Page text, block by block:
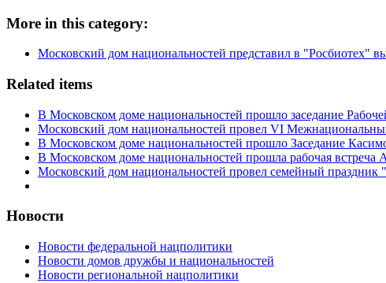
More in this category:
Московский дом национальностей представил в "Росбиотех"
Related items
В Московском доме национальностей прошло заседание
Московский дом национальностей провел VI
В Московском доме национальностей прошло Заседание
В Московском доме национальностей прошла рабочая встреча
Московский дом национальностей провел семейный праздник
Новости
Новости федеральной нацполитики
Новости домов дружбы и национальностей
Новости региональной нацполитики